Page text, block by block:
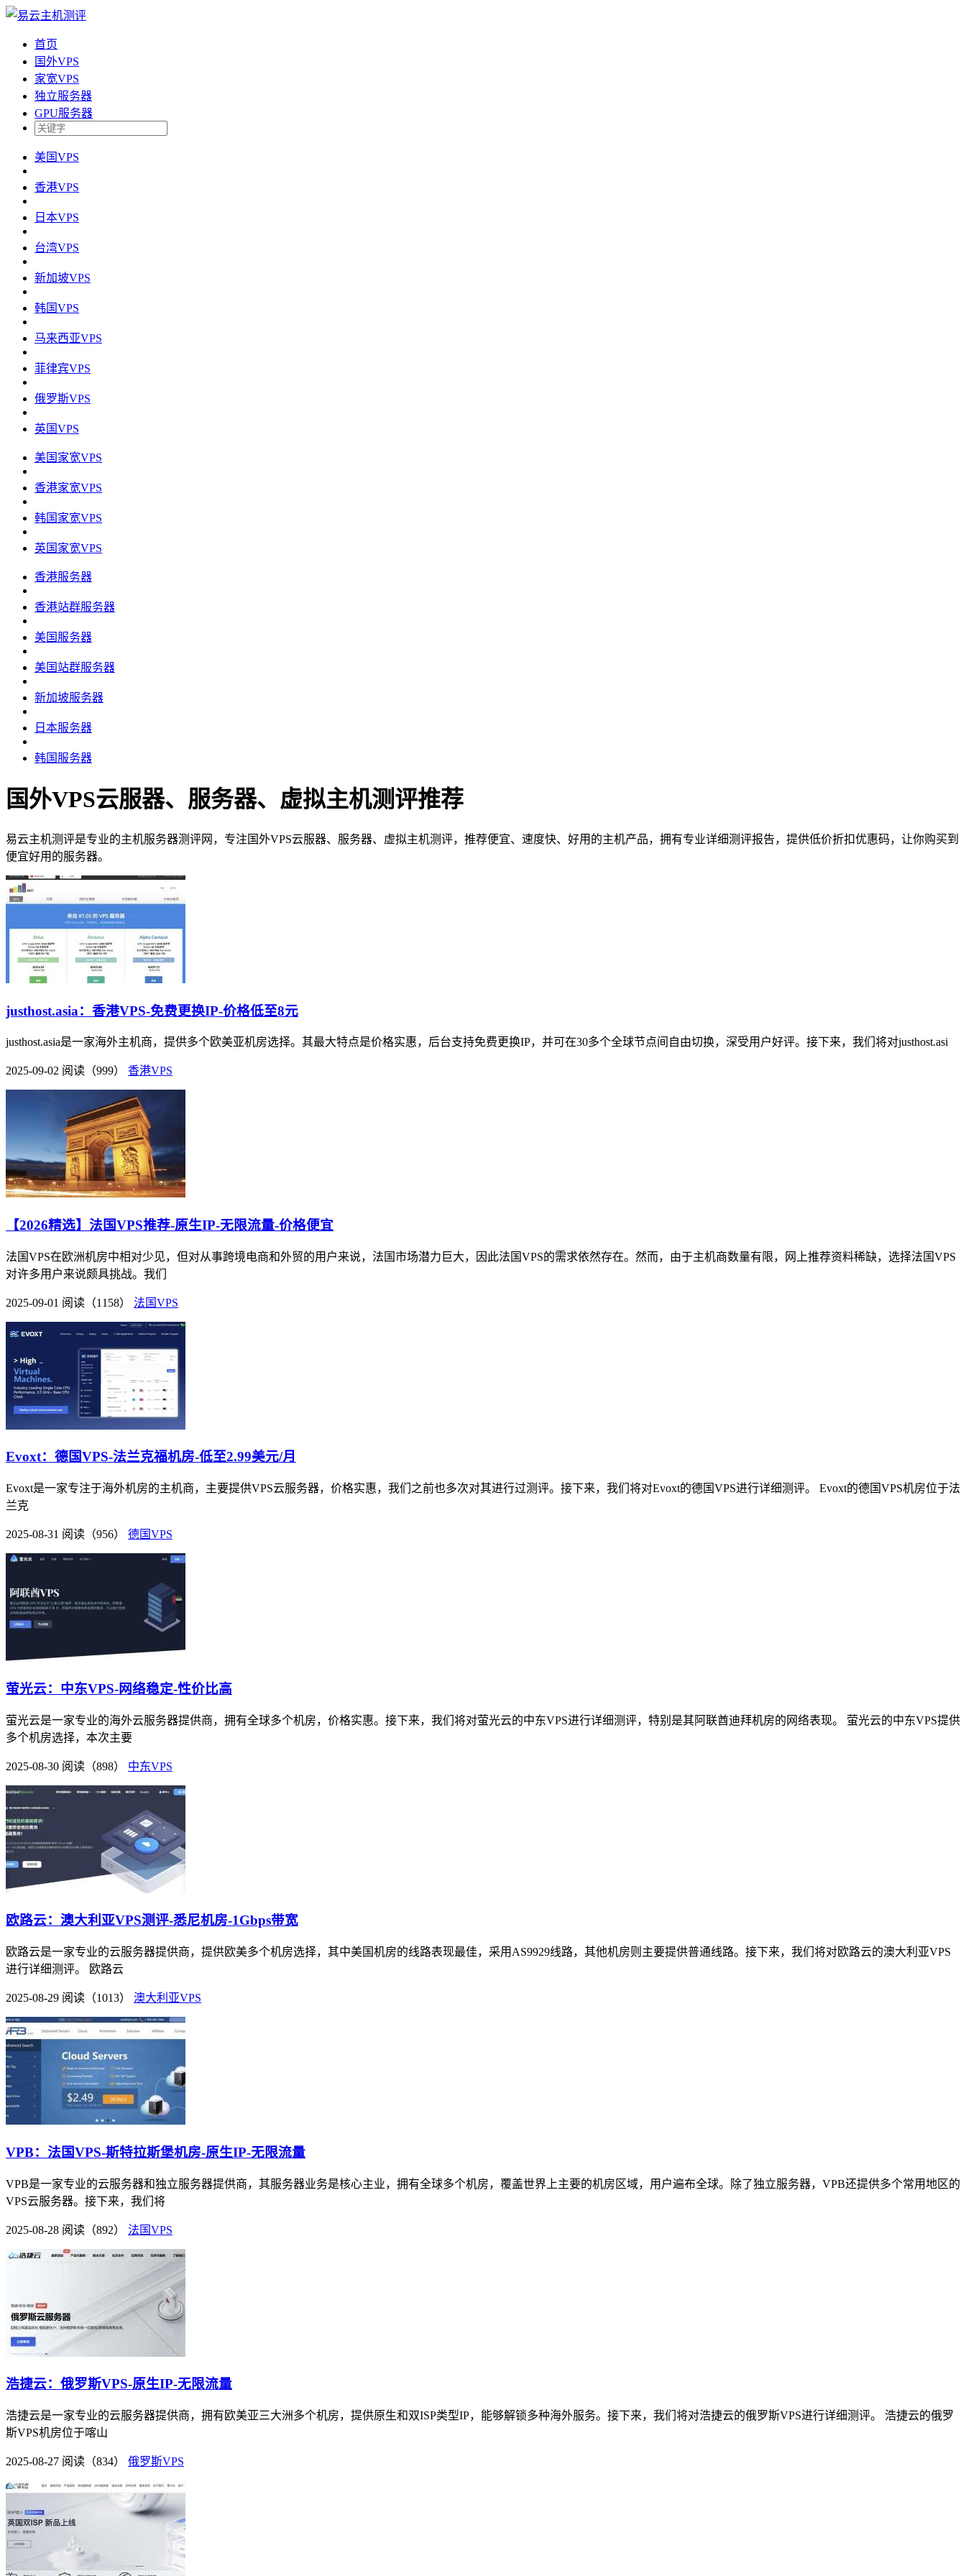
首页
国外VPS
家宽VPS
独立服务器
GPU服务器
美国VPS
香港VPS
日本VPS
台湾VPS
新加坡VPS
韩国VPS
马来西亚VPS
菲律宾VPS
俄罗斯VPS
英国VPS
美国家宽VPS
香港家宽VPS
韩国家宽VPS
英国家宽VPS
香港服务器
香港站群服务器
美国服务器
美国站群服务器
新加坡服务器
日本服务器
韩国服务器
国外VPS云服器、服务器、虚拟主机测评推荐
易云主机测评是专业的主机服务器测评网，专注国外VPS云服器、服务器、虚拟主机测评，推荐便宜、速度快、好用的主机产品，拥有专业详细测评报告，提供低价折扣优惠码，让你购买到
便宜好用的服务器。
justhost.asia：香港VPS-免费更换IP-价格低至8元
justhost.asia是一家海外主机商，提供多个欧美亚机房选择。其最大特点是价格实惠，后台支持免费更换IP，并可在30多个全球节点间自由切换，深受用户好评。接下来，我们将对justhost.asi
2025-09-02 阅读（999） 香港VPS
【2026精选】法国VPS推荐-原生IP-无限流量-价格便宜
法国VPS在欧洲机房中相对少见，但对从事跨境电商和外贸的用户来说，法国市场潜力巨大，因此法国VPS的需求依然存在。然而，由于主机商数量有限，网上推荐资料稀缺，选择法国VPS
对许多用户来说颇具挑战。我们
2025-09-01 阅读（1158） 法国VPS
Evoxt：德国VPS-法兰克福机房-低至2.99美元/月
Evoxt是一家专注于海外机房的主机商，主要提供VPS云服务器，价格实惠，我们之前也多次对其进行过测评。接下来，我们将对Evoxt的德国VPS进行详细测评。 Evoxt的德国VPS机房位于法
兰克
2025-08-31 阅读（956） 德国VPS
萤光云：中东VPS-网络稳定-性价比高
萤光云是一家专业的海外云服务器提供商，拥有全球多个机房，价格实惠。接下来，我们将对萤光云的中东VPS进行详细测评，特别是其阿联酋迪拜机房的网络表现。 萤光云的中东VPS提供
多个机房选择，本次主要
2025-08-30 阅读（898） 中东VPS
欧路云：澳大利亚VPS测评-悉尼机房-1Gbps带宽
欧路云是一家专业的云服务器提供商，提供欧美多个机房选择，其中美国机房的线路表现最佳，采用AS9929线路，其他机房则主要提供普通线路。接下来，我们将对欧路云的澳大利亚VPS
进行详细测评。 欧路云
2025-08-29 阅读（1013） 澳大利亚VPS
VPB：法国VPS-斯特拉斯堡机房-原生IP-无限流量
VPB是一家专业的云服务器和独立服务器提供商，其服务器业务是核心主业，拥有全球多个机房，覆盖世界上主要的机房区域，用户遍布全球。除了独立服务器，VPB还提供多个常用地区的
VPS云服务器。接下来，我们将
2025-08-28 阅读（892） 法国VPS
浩捷云：俄罗斯VPS-原生IP-无限流量
浩捷云是一家专业的云服务器提供商，拥有欧美亚三大洲多个机房，提供原生和双ISP类型IP，能够解锁多种海外服务。接下来，我们将对浩捷云的俄罗斯VPS进行详细测评。 浩捷云的俄罗
斯VPS机房位于喀山
2025-08-27 阅读（834） 俄罗斯VPS